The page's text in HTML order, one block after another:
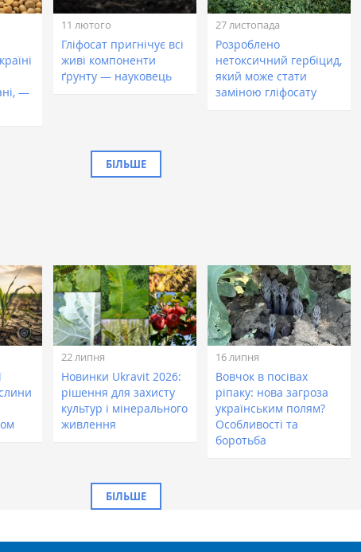
—
11 лютого
Гліфосат пригнічує всі
живі компоненти
ґрунту — науковець
27 листопада
Розроблено
нетоксичний гербіцид,
який може стати
заміною гліфосату
БІЛЬШЕ
22 липня
Новинки Ukravit 2026:
рішення для захисту
культур і мінерального
живлення
16 липня
Вовчок в посівах
ріпаку: нова загроза
українським полям?
Особливості та
боротьба
БІЛЬШЕ